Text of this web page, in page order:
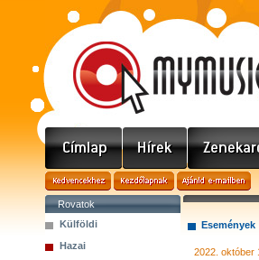
Rovatok
Külföldi
Hazai
Események
2022. október